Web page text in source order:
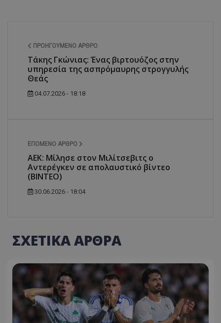
ΠΡΟΗΓΟΎΜΕΝΟ ΆΡΘΡΟ
Τάκης Γκώνιας: Ένας βιρτουόζος στην
υπηρεσία της ασπρόμαυρης στρογγυλής
Θεάς
04.07.2026 - 18:18
ΕΠΌΜΕΝΟ ΆΡΘΡΟ
ΑΕΚ: Μίλησε στον Μιλίτσεβιτς ο
Αντερέγκεν σε απολαυστικό βίντεο
(ΒΙΝΤΕΟ)
30.06.2026 - 18:04
ΣΧΕΤΙΚΑ ΑΡΘΡΑ